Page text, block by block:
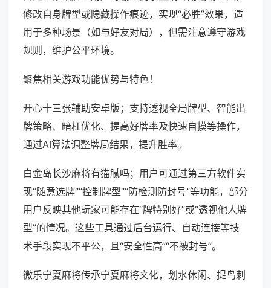
修改自身牌型或隐藏操作痕迹，实现“必胜”效果，适
用于多种场景（如与好友对局），但需注意遵守游戏
规则，维护公平环境。
聚焦相关游戏功能优势与特色！
开心十三张辅助安卓版；支持透视全局牌型、智能出
牌策略、暗杠优化、提高好牌率及快速自摸等操作，
通过AI算法调整牌局结果，提升胜率。
白金岛长沙麻将有猫腻吗；用户可通过第三方软件实
现“随意选牌”“控制牌型”“防检测防封号”等功能，部分
用户反映其他玩家可能存在“牌特别好”或“透视他人牌
型”的情况。这些工具通过后台运行、自动连接等技
术手段实现不平公，且“安全性高”“不被封号”。
微乐宁夏麻将传承宁夏麻将文化，划水休闲、捉鸟刺